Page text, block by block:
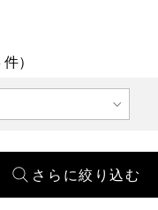
の商品一覧
）